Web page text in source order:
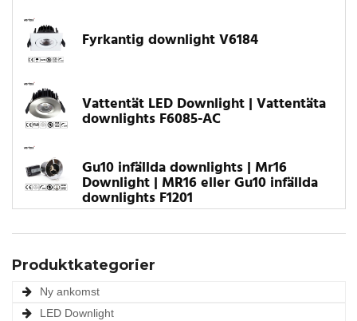
Fyrkantig downlight V6184
Vattentät LED Downlight | Vattentäta
downlights F6085-AC
Gu10 infällda downlights | Mr16
Downlight | MR16 eller Gu10 infällda
downlights F1201
Produktkategorier
Ny ankomst
LED Downlight